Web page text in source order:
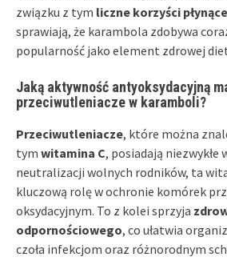
związku z tym liczne korzyści
sprawiają, że karambola zdobywa
popularność jako element zdrowej
Jaką aktywność antyoksydacyjną
przeciwutleniacze w karamboli?
Przeciwutleniacze, które można
tym witamina C, posiadają niezwykłe
neutralizacji wolnych rodników, ta
kluczową rolę w ochronie komórek
oksydacyjnym. To z kolei sprzyja
odpornościowego, co ułatwia
czoła infekcjom oraz różnorodnym